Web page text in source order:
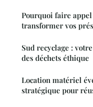
Pourquoi faire
transformer vos
Sud recyclage :
des déchets éthique
Location matériel
stratégique pour